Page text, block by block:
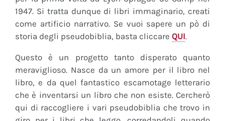
1947. Si tratta dunque di libri immaginario, creati
come artificio narrativo. Se vuoi sapere un pò di
storia degli pseudobiblia, basta cliccare QUI.
Questo è un progetto tanto disperato quanto
meraviglioso. Nasce da un amore per il libro nel
libro, e da quel fantastico escamotage letterario
che è inventarsi un libro che non esiste. Cercherò
qui di raccogliere i vari pseudobiblia che trovo in